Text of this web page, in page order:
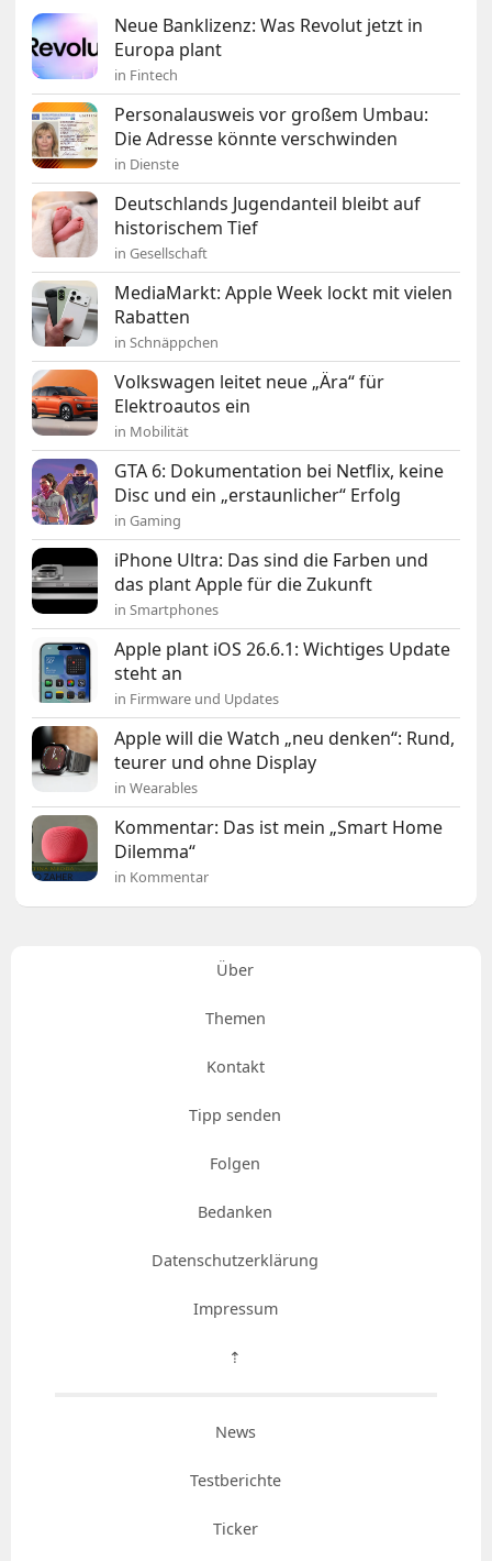
Neue Banklizenz: Was Revolut jetzt in
Europa plant
in Fintech
Personalausweis vor großem Umbau:
Die Adresse könnte verschwinden
in Dienste
Deutschlands Jugendanteil bleibt auf
historischem Tief
in Gesellschaft
MediaMarkt: Apple Week lockt mit vielen
Rabatten
in Schnäppchen
Volkswagen leitet neue „Ära“ für
Elektroautos ein
in Mobilität
GTA 6: Dokumentation bei Netflix, keine
Disc und ein „erstaunlicher“ Erfolg
in Gaming
iPhone Ultra: Das sind die Farben und
das plant Apple für die Zukunft
in Smartphones
Apple plant iOS 26.6.1: Wichtiges Update
steht an
in Firmware und Updates
Apple will die Watch „neu denken“: Rund,
teurer und ohne Display
in Wearables
Kommentar: Das ist mein „Smart Home
Dilemma“
in Kommentar
Über
Themen
Kontakt
Tipp senden
Folgen
Bedanken
Datenschutzerklärung
Impressum
⇡
News
Testberichte
Ticker